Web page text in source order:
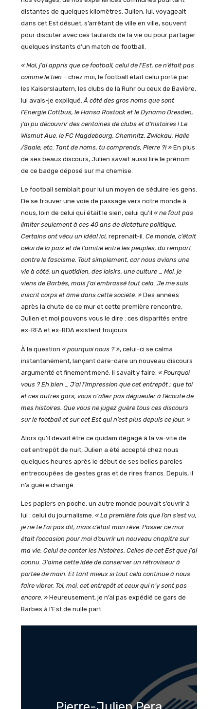
distantes de quelques kilomètres. Julien, lui, voyageait
dans cet Est désuet, s’arrêtant de ville en ville, souvent
pour discuter avec ces taulards de la vie ou pour partager
quelques instants d’un match de football.
« Moi, j’ai appris que ce football, celui de l’Est, ce n’était pas
comme le tien – chez moi, le football était celui porté par
les Kaiserslautern, les clubs de la Ruhr ou ceux de Bavière,
lui avais-je expliqué. À côté des gros noms que sont
l’Energie Cottbus, le Hansa Rostock et le Dynamo Dresden,
j’ai pu découvrir des centaines de clubs et d’histoires ! Le
Wismut Aue, le FC Magdebourg, Chemnitz, Zwickau, Halle
/Saale, etc. Tant de noms, tu comprends, Pierre ?! »En plus
de ses beaux discours, Julien savait aussi lire le prénom
de ce badge déposé sur ma chemise.
Le football semblait pour lui un moyen de séduire les gens.
De se trouver une voie de passage vers notre monde à
nous, loin de celui qui était le sien, celui qu’il « ne faut pas
limiter seulement à ces 40 ans de dictature politique.
Certains ont vécu un idéal ici, reprenait-il. Ce monde, c’était
celui de la paix et de l’amitié entre les peuples, du rempart
contre le fascisme. Tout simplement, car nous avions une
vie à côté, un quotidien, des loisirs, une culture … Moi, je
viens de Barbès, mais j’ai embrassé tout cela. Je me suis
inscrit corps et âme dans cette société. » Des années
après la chute de ce mur et cette première rencontre,
Julien et moi pouvons vous le dire : ces disparités entre
ex-RFA et ex-RDA existent toujours.
À la question « pourquoi nous ? », celui-ci se calma
instantanément, lançant dare-dare un nouveau discours
argumenté et finement mené. Il savait y faire. « Pourquoi
vous ? Eh bien … J’ai l’impression que cet entrepôt ; que toi
et ces autres gars, vous n’allez pas dégueuler à l’écoute de
mes histoires. Que vous ne jugez guère tous ces discours
sur le football et sur cet Est qui n’est plus depuis ce jour. »
Alors qu’il devait être ce quidam dégagé à la va-vite de
cet entrepôt de nuit, Julien a été accepté chez nous
quelques heures après le début de ses belles paroles
entrecoupées de gestes gras et de rires francs. Depuis, il
n’a guère changé.
Les papiers en poche, un autre monde pouvait s’ouvrir à
lui : celui du journalisme. « La première fois que l’on s’est vu,
je ne te l’ai pas dit, mais c’était mon rêve. Passer ce mur
était l’occasion pour moi d’ouvrir un nouveau chapitre sur
ma vie. Celui de conter les histoires. Celles de cet Est que j’ai
connu. J’aime cette idée de conserver un rétroviseur à
portée de main. Et tant mieux si tout cela continue à nous
faire vibrer. Toi, moi, cet entrepôt et ceux qui n’y sont pas
encore. » Heureusement, je n’ai pas expédié ce gars de
Barbes à l’Est de nulle part.